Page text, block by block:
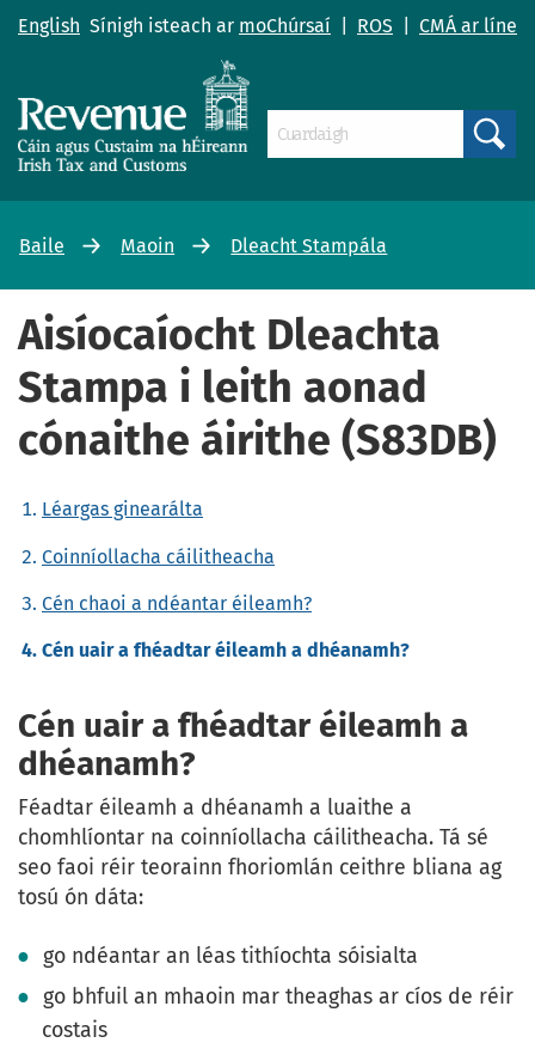
English Sínigh isteach ar moChúrsaí ROS CMÁ ar líne
Baile Maoin Dleacht Stampála
Aisíocaíocht Dleachta
Stampa i leith aonad
cónaithe áirithe (S83DB)
Léargas ginearálta
Coinníollacha cáilitheacha
Cén chaoi a ndéantar éileamh?
Cén uair a fhéadtar éileamh a dhéanamh?
Cén uair a fhéadtar éileamh a
dhéanamh?
Féadtar éileamh a dhéanamh a luaithe a
chomhlíontar na coinníollacha cáilitheacha. Tá sé
seo faoi réir teorainn fhoriomlán ceithre bliana ag
tosú ón dáta:
go ndéantar an léas tithíochta sóisialta
go bhfuil an mhaoin mar theaghas ar cíos de réir
costais